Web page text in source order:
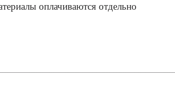
оплачиваются отдельно